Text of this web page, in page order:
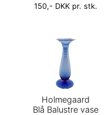
150,- DKK pr. stk.
Holmegaard
Blå Balustre vase